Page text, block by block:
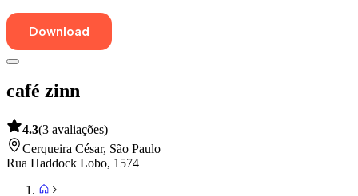
Download
café zinn
4.3(3 avaliações)
Cerqueira César, São Paulo
Rua Haddock Lobo, 1574